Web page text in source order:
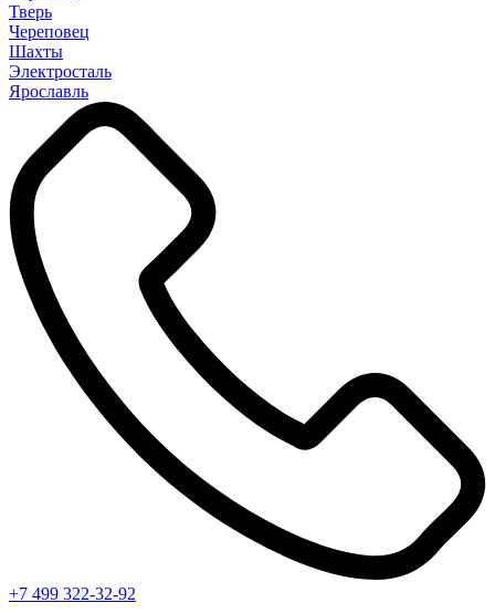
Тверь
Череповец
Шахты
Электросталь
Ярославль
+7 499 322-32-92